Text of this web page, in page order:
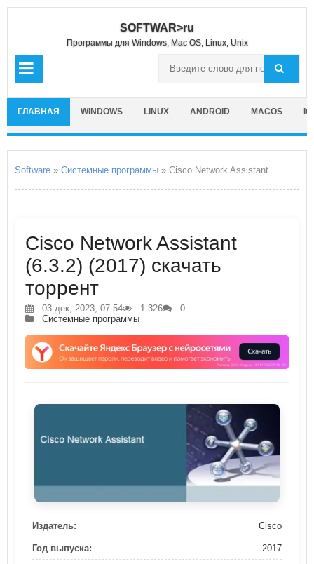
SOFTWAR>ru
Программы для Windows, Mac OS, Linux, Unix
ГЛАВНАЯ WINDOWS LINUX ANDROID MACOS
Software » Системные программы » Cisco Network Assistant
Cisco Network Assistant
(6.3.2) (2017) скачать
торрент
03-дек, 2023, 07:54 1 326
0
Системные программы
Издатель: Cisco
Год выпуска: 2017